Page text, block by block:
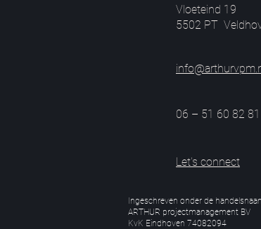
Vloeteind 19
5502 PT
06 – 51 60 82 81
Let's connect
Ingeschreven onder de
ARTHUR projectmanagement BV
KvK Eindhoven 74082094